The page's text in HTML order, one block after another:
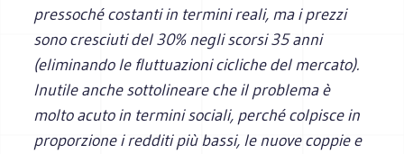
pressoché costanti in termini reali, ma i prezzi
sono cresciuti del 30% negli scorsi 35 anni
(eliminando le fluttuazioni cicliche del mercato).
Inutile anche sottolineare che il problema è
molto acuto in termini sociali, perché colpisce in
proporzione i redditi più bassi, le nuove coppie e